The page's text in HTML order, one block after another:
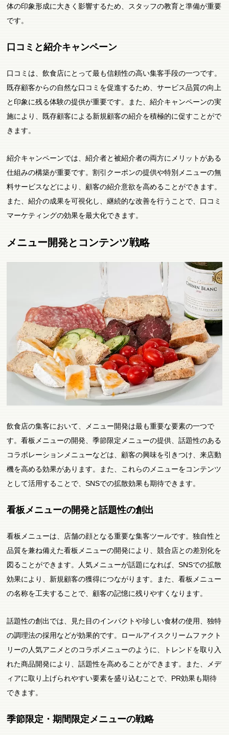
体の印象形成に大きく影響するため、スタッフの教育と準備が重要
です。
口コミと紹介キャンペーン
口コミは、飲食店にとって最も信頼性の高い集客手段の一つです。
既存顧客からの自然な口コミを促進するため、サービス品質の向上
と印象に残る体験の提供が重要です。また、紹介キャンペーンの実
施により、既存顧客による新規顧客の紹介を積極的に促すことがで
きます。
紹介キャンペーンでは、紹介者と被紹介者の両方にメリットがある
仕組みの構築が重要です。割引クーポンの提供や特別メニューの無
料サービスなどにより、顧客の紹介意欲を高めることができます。
また、紹介の成果を可視化し、継続的な改善を行うことで、口コミ
マーケティングの効果を最大化できます。
メニュー開発とコンテンツ戦略
飲食店の集客において、メニュー開発は最も重要な要素の一つで
す。看板メニューの開発、季節限定メニューの提供、話題性のある
コラボレーションメニューなどは、顧客の興味を引きつけ、来店動
機を高める効果があります。また、これらのメニューをコンテンツ
として活用することで、SNSでの拡散効果も期待できます。
看板メニューの開発と話題性の創出
看板メニューは、店舗の顔となる重要な集客ツールです。独自性と
品質を兼ね備えた看板メニューの開発により、競合店との差別化を
図ることができます。人気メニューが話題になれば、SNSでの拡散
効果により、新規顧客の獲得につながります。また、看板メニュー
の名称を工夫することで、顧客の記憶に残りやすくなります。
話題性の創出では、見た目のインパクトや珍しい食材の使用、独特
の調理法の採用などが効果的です。ロールアイスクリームファクト
リーの人気アニメとのコラボメニューのように、トレンドを取り入
れた商品開発により、話題性を高めることができます。また、メデ
ィアに取り上げられやすい要素を盛り込むことで、PR効果も期待
できます。
季節限定・期間限定メニューの戦略